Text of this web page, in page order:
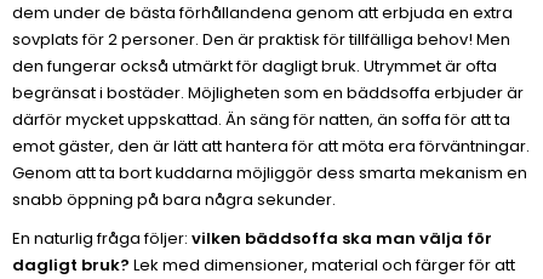
dem under de bästa förhållandena genom att erbjuda en extra
sovplats för 2 personer. Den är praktisk för tillfälliga behov! Men
den fungerar också utmärkt för dagligt bruk. Utrymmet är ofta
begränsat i bostäder. Möjligheten som en bäddsoffa erbjuder är
därför mycket uppskattad. Än säng för natten, än soffa för att ta
emot gäster, den är lätt att hantera för att möta era förväntningar.
Genom att ta bort kuddarna möjliggör dess smarta mekanism en
snabb öppning på bara några sekunder.
En naturlig fråga följer: vilken bäddsoffa ska man välja för
dagligt bruk? Lek med dimensioner, material och färger för att